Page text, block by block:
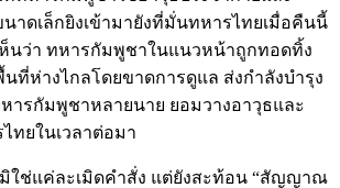
าดเล็กยิงเข้ามายังที่มั่นทหารไทยเมื่อคืนนี้
ห็นว่า ทหารกัมพูชาในแนวหน้าถูกทอดทิ้ง
ที่ห่างไกลโดยขาดการดูแล ส่งกำลังบำรุง
ารกัมพูชาหลายนาย ยอมวางอาวุธและ
ทยในเวลาต่อมา
ใช่แค่ละเมิดคำสั่ง แต่ยังสะท้อน “สัญญาณ